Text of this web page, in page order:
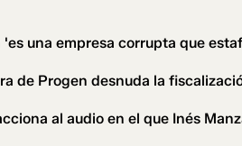
una empresa corrupta que
de Progen desnuda la
al audio en el que Inés